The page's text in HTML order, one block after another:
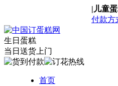
|儿童
付款方
生日蛋糕
当日送货上门
首页